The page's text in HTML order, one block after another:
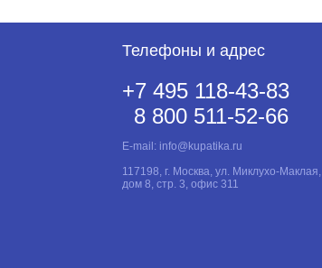
Телефоны и адрес
+7 495 118-43-83
8 800 511-52-66
E-mail: info@kupatika.ru
117198, г. Москва, ул. Миклухо-Маклая,
дом 8, стр. 3, офис 311